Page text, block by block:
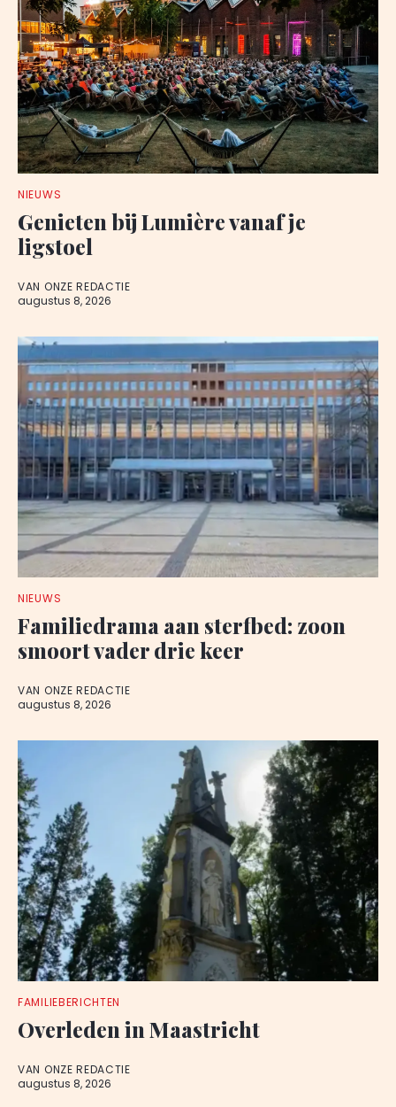
NIEUWS
Genieten bij Lumière vanaf je
ligstoel
VAN ONZE REDACTIE
augustus 8, 2026
NIEUWS
Familiedrama aan sterfbed: zoon
smoort vader drie keer
VAN ONZE REDACTIE
augustus 8, 2026
FAMILIEBERICHTEN
Overleden in Maastricht
VAN ONZE REDACTIE
augustus 8, 2026